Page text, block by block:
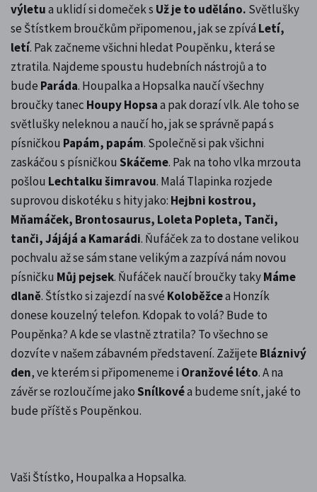
výletua uklidí si domeček s Už je to uděláno. Světlušky
se Štístkem broučkům připomenou, jak se zpívá Letí,
letí. Pak začneme všichni hledat Poupěnku, která se
ztratila. Najdeme spoustu hudebních nástrojů a to
bude Paráda. Houpalka a Hopsalka naučí všechny
broučky tanec Houpy Hopsaa pak dorazí vlk. Ale toho se
světlušky neleknou a naučí ho, jak se správně papá s
písničkou Papám, papám. Společně si pak všichni
zaskáčou s písničkou Skáčeme. Pak na toho vlka mrzouta
pošlou Lechtalku šimravou. Malá Tlapinka rozjede
suprovou diskotéku s hity jako: Hejbni kostrou,
Mňamáček, Brontosaurus, Loleta Popleta, Tanči,
tanči, Jájájá a Kamarádi. Ňufáček za to dostane velikou
pochvalu až se sám stane velikým a zazpívá nám novou
písničku Můj pejsek. Ňufáček naučí broučky takyMáme
dlaně. Štístko si zajezdí na své Koloběžcea Honzík
donese kouzelný telefon. Kdopak to volá? Bude to
Poupěnka? A kde se vlastně ztratila? To všechno se
dozvíte v našem zábavném představení. Zažijete Bláznivý
den, ve kterém si připomeneme i Oranžové léto. A na
závěr se rozloučíme jakoSnílkovéa budeme snít, jaké to
bude příště s Poupěnkou.
Vaši Štístko, Houpalka a Hopsalka.